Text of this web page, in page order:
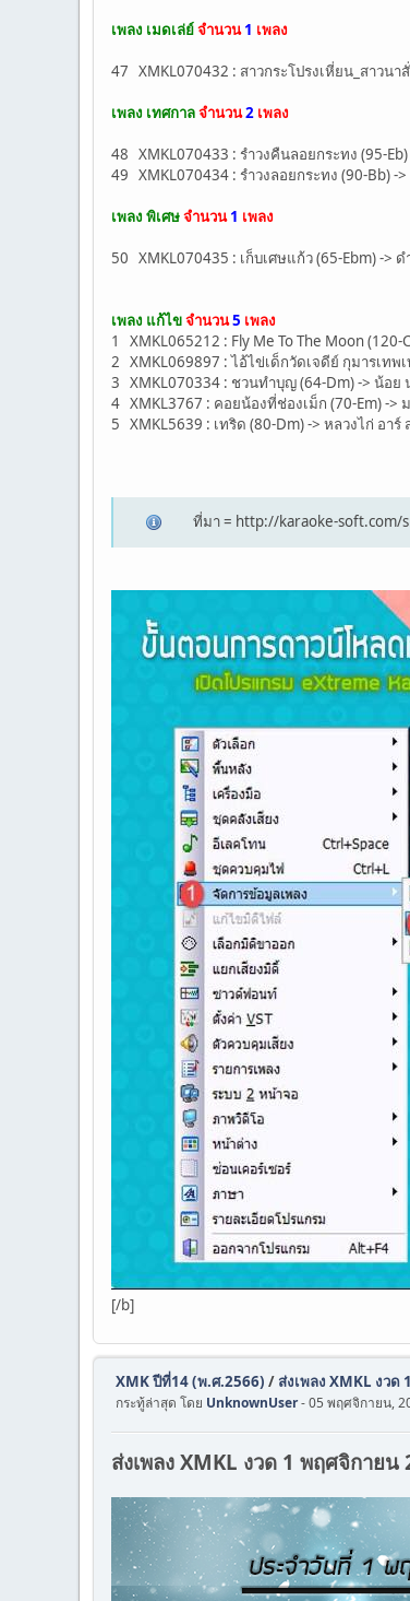
เพลง เมดเล่ย์จำนวน1 เพลง
47 XMKL070432 : สาวกระโปรงเหี่ยน_สาวน
เพลง เทศกาลจำนวน2 เพลง
48 XMKL070433 : รำวงคืนลอยกระทง (95-
49 XMKL070434 : รำวงลอยกระทง (90-Bb)
เพลง พิเศษจำนวน1 เพลง
50 XMKL070435 : เก็บเศษแก้ว (65-Ebm) -> ด
เพลง แก้ไขจำนวน5 เพลง
1 XMKL065212 : Fly Me To The Moon (120-
2 XMKL069897 : ไอ้ไข่เด็กวัดเจดีย์ กุมารเท
3 XMKL070334 : ชวนทำบุญ (64-Dm) -> น้อย
4 XMKL3767 : คอยน้องที่ช่องเม็ก (70-Em) -
5 XMKL5639 : เทริด (80-Dm) -> หลวงไก่ อาร์
ที่มา = http://karaoke-soft.com/
[/b]
XMK ปีที่14 (พ.ศ.2566) / ส่งเพลง XMKL งวด
กระทู้ล่าสุด โดย UnknownUser- 05 พฤศจิกายน,
ส่งเพลง XMKL งวด 1 พฤศจิกาย